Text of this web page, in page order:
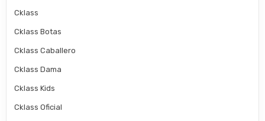
Cklass
Cklass Botas
Cklass Caballero
Cklass Dama
Cklass Kids
Cklass Oficial